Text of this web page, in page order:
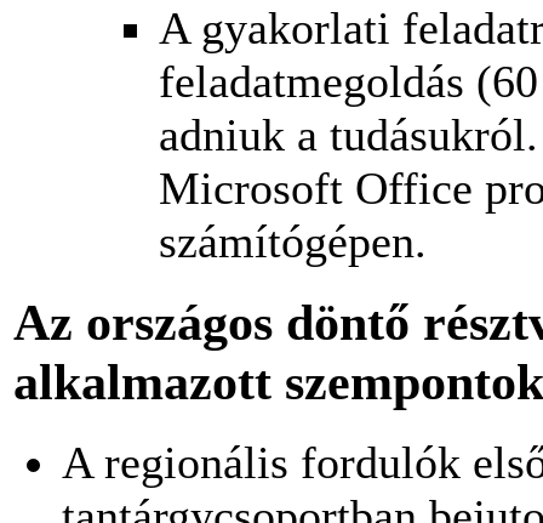
A gyakorlati
feladatmegoldás
adniuk a
Microsoft Office
számítógépen.
Az országos döntő
alkalmazott szempontok
A regionális fordulók